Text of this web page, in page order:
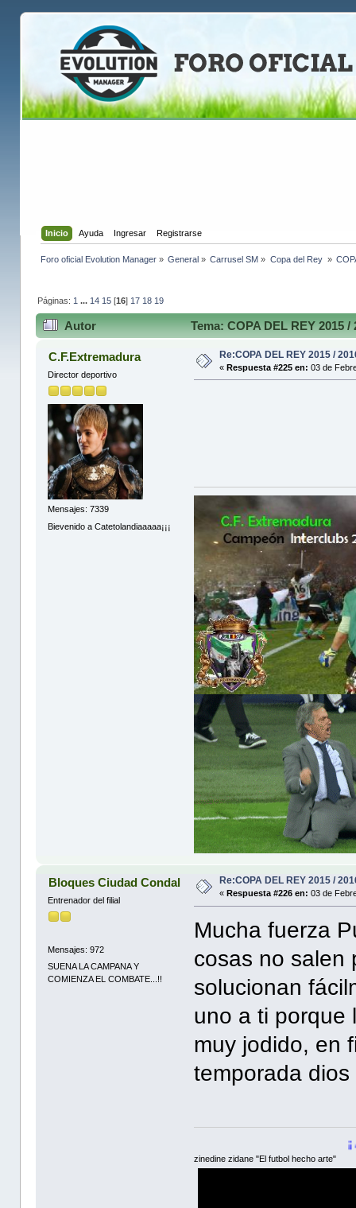
Inicio Ayuda Ingresar Registrarse
Foro oficial Evolution Manager» General » Carrusel SM » Copa del Rey »
Páginas: 1 ... 14 15[16] 17 18 19
Autor Tema: COPA DEL REY 2015
C.F.Extremadura
Director deportivo
Mensajes: 7339
Bievenido a Catetolandiaaaaa¡¡¡
Re:COPA DEL REY 2015 /
«Respuesta #225 en: 03 de
Bloques Ciudad Condal
Entrenador del filial
Mensajes: 972
SUENA LA CAMPANA Y
COMIENZA EL COMBATE...!!
Re:COPA DEL REY 2015 /
«Respuesta #226 en: 03 de
Mucha fuerza
cosas no salen
solucionan
uno a ti porque
muy jodido, en
temporada
¡ Adelante
zinedine zidane "El futbol hecho arte"